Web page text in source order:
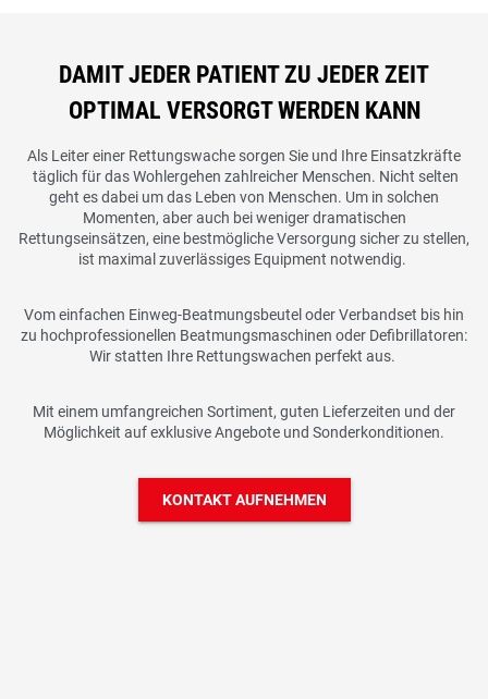
DAMIT JEDER PATIENT ZU JEDER ZEIT
OPTIMAL VERSORGT WERDEN KANN
Als Leiter einer Rettungswache sorgen Sie und Ihre Einsatzkräfte
täglich für das Wohlergehen zahlreicher Menschen. Nicht selten
geht es dabei um das Leben von Menschen. Um in solchen
Momenten, aber auch bei wenigerdramatischen
Rettungseinsätzen, eine bestmögliche Versorgung sicherzu stellen,
ist maximal zuverlässiges Equipment notwendig.
Vom einfachen Einweg-Beatmungsbeutel oder Verbandset bis hin
zu hochprofessionellen Beatmungsmaschinen oder Defibrillatoren:
Wir statten Ihre Rettungswachen perfekt aus.
Mit einem umfangreichen Sortiment, guten Lieferzeiten und der
Möglichkeit auf exklusive Angebote und Sonderkonditionen.
KONTAKT AUFNEHMEN